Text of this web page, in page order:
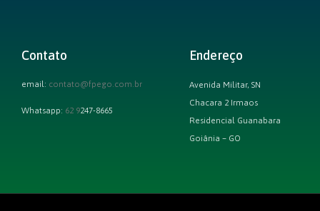
Contato
email: contato@fpego.com.br
Whatsapp: 62 9247-8665
Endereço
Avenida Militar, SN
Chacara 2 Irmaos
Residencial Guanabara
Goiânia – GO